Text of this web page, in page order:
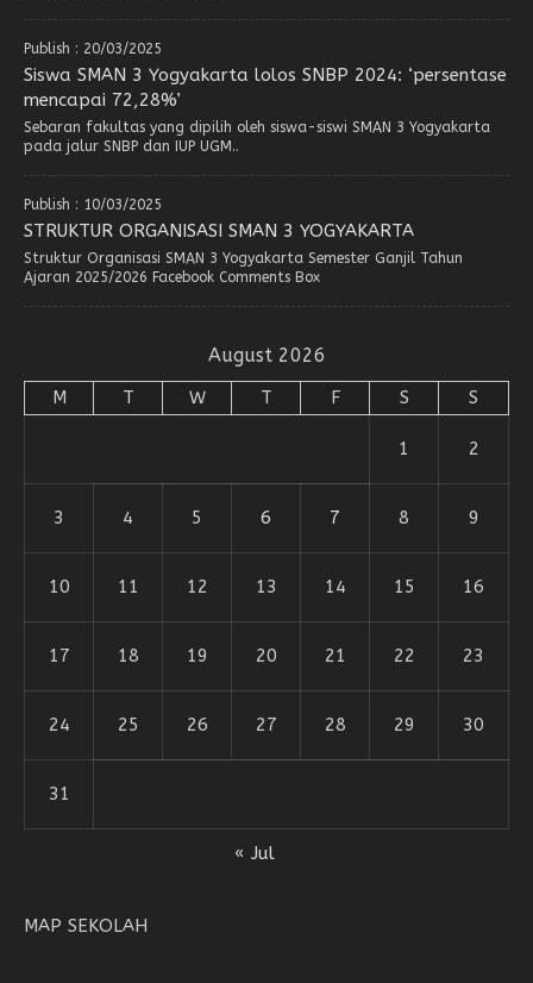
Publish : 20/03/2025
Siswa SMAN 3 Yogyakarta lolos SNBP 2024: ‘persentase
mencapai 72,28%’
Sebaran fakultas yang dipilih oleh siswa-siswi SMAN 3 Yogyakarta
pada jalur SNBP dan IUP UGM..
Publish : 10/03/2025
STRUKTUR ORGANISASI SMAN 3 YOGYAKARTA
Struktur Organisasi SMAN 3 Yogyakarta Semester Ganjil Tahun
Ajaran 2025/2026 Facebook Comments Box
August 2026
M T W T F S S
1 2
3 4 5 6 7 8 9
10 11 12 13 14 15 16
17 18 19 20 21 22 23
24 25 26 27 28 29 30
31
« Jul
MAP SEKOLAH